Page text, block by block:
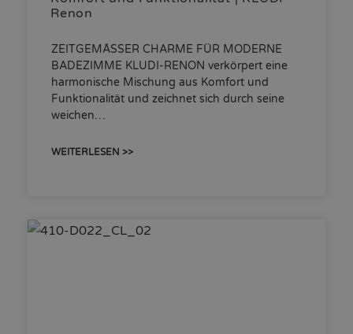
Renon
ZEITGEMÄSSER CHARME FÜR MODERNE
BADEZIMME KLUDI-RENON verkörpert eine
harmonische Mischung aus Komfort und
Funktionalität und zeichnet sich durch seine
weichen…
WEITERLESEN >>